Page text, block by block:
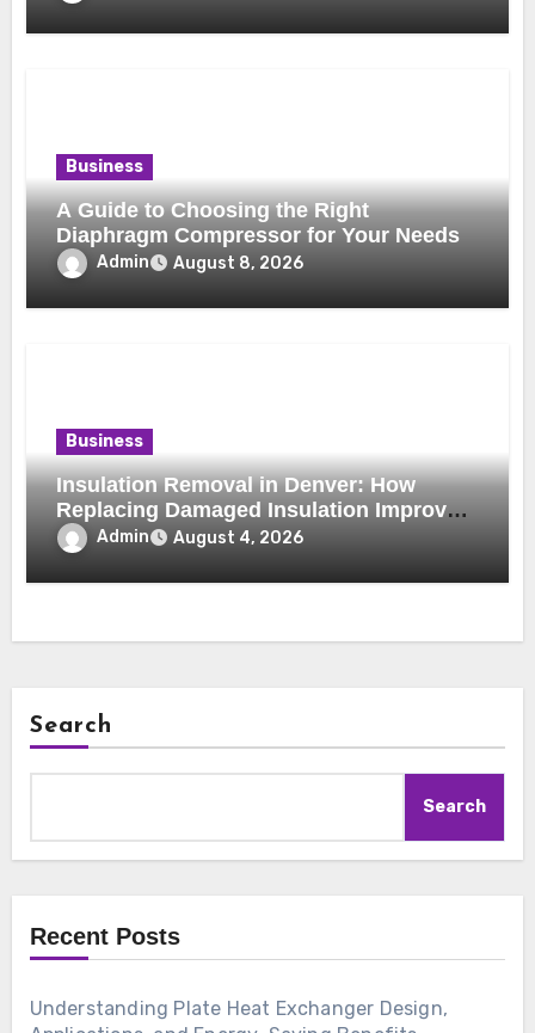
Business
A Guide to Choosing the Right
Diaphragm Compressor for Your Needs
Admin August 8, 2026
Business
Insulation Removal in Denver: How
Replacing Damaged Insulation Improves
Home Comfort and Efficiency
Admin August 4, 2026
Search
Search
Recent Posts
Understanding Plate Heat Exchanger Design,